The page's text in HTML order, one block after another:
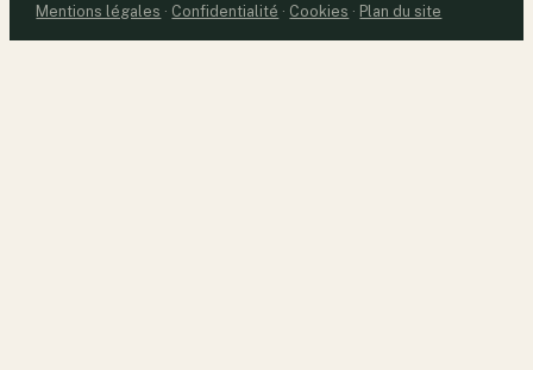
Mentions légales · Confidentialité · Cookies · Plan du site